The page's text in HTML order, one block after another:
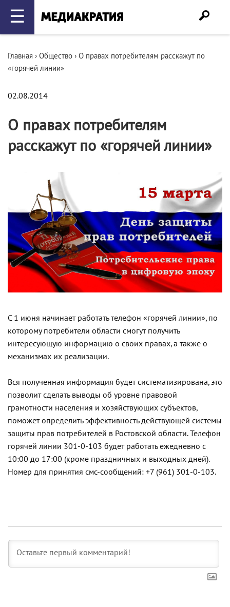
☰
Главная › Общество › О правах потребителям расскажут по
«горячей линии»
02.08.2014
О правах потребителям
расскажут по «горячей линии»
С 1 июня начинает работать телефон «горячей линии», по
которому потребители области смогут получить
интересующую информацию о своих правах, а также о
механизмах их реализации.
Вся полученная информация будет систематизирована, это
позволит сделать выводы об уровне правовой
грамотности населения и хозяйствующих субъектов,
поможет определить эффективность действующей системы
защиты прав потребителей в Ростовской области. Телефон
горячей линии 301-0-103 будет работать ежедневно с
10:00 до 17:00 (кроме праздничных и выходных дней).
Номер для принятия смс-сообщений: +7 (961) 301-0-103.